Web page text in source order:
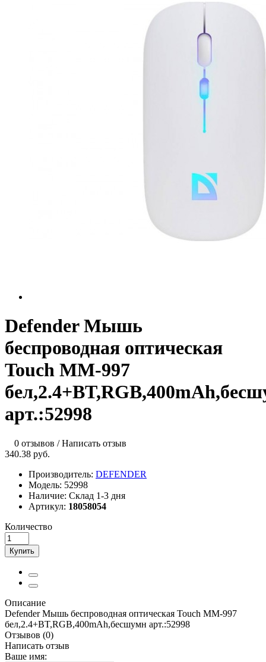
Defender Мышь
беспроводная оптическая
Touch MM-997
арт.:52998
0 отзывов /Написать отзыв
340.38 руб.
Производитель: DEFENDER
Модель: 52998
Наличие: Склад 1-3 дня
Артикул: 18058054
Количество
Купить
Описание
Defender Мышь беспроводная оптическая Touch MM-997
бел,2.4+BT,RGB,400mAh,бесшумн арт.:52998
Отзывов (0)
Написать отзыв
Ваше имя: